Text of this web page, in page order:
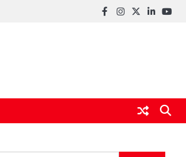
Facebook
instagram
twitter
linkedin